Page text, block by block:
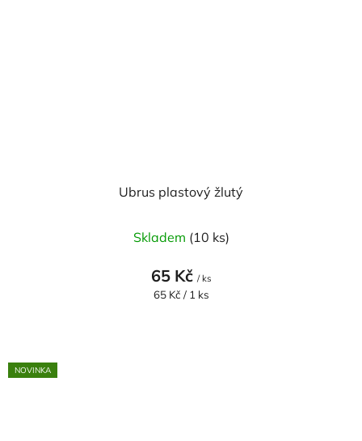
Ubrus plastový žlutý
Skladem (10 ks)
65 Kč / ks
Měrná
65 Kč / 1 ks
NOVINKA